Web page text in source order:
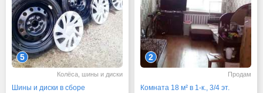
5
Колёса, шины и диски
Шины и диски в сборе
2
Продам
Комната 18 м² в 1-к., 3/4 эт.